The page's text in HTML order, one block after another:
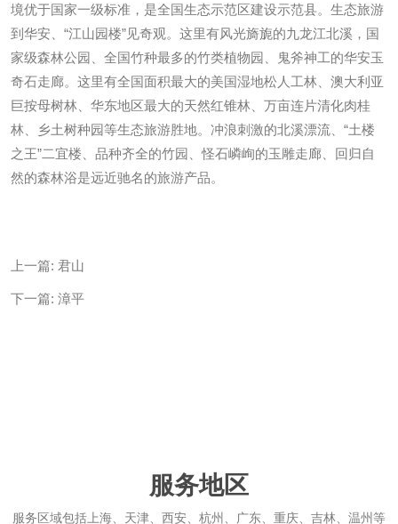
境优于国家一级标准，是全国生态示范区建设示范县。生态旅游
到华安、“江山园楼”见奇观。这里有风光旖旎的九龙江北溪，国
家级森林公园、全国竹种最多的竹类植物园、鬼斧神工的华安玉
奇石走廊。这里有全国面积最大的美国湿地松人工林、澳大利亚
巨按母树林、华东地区最大的天然红锥林、万亩连片清化肉桂
林、乡土树种园等生态旅游胜地。冲浪刺激的北溪漂流、“土楼
之王”二宜楼、品种齐全的竹园、怪石嶙峋的玉雕走廊、回归自
然的森林浴是远近驰名的旅游产品。
上一篇: 君山
下一篇: 漳平
服务地区
服务区域包括上海、天津、西安、杭州、广东、重庆、吉林、温州等